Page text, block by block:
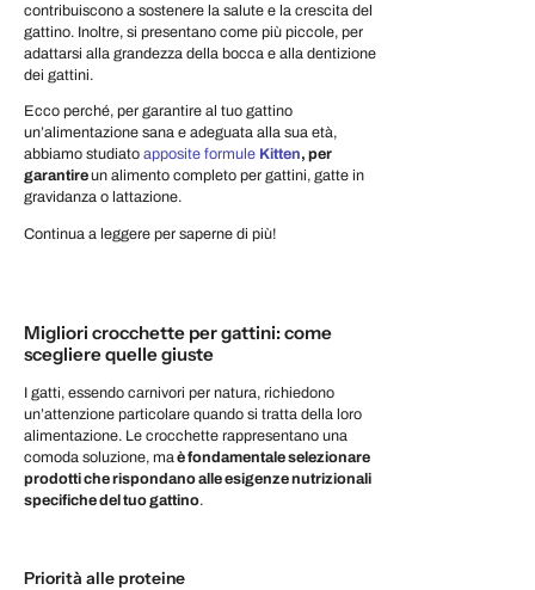
contribuiscono a sostenere la salute e la crescita del
gattino. Inoltre, si presentano come più piccole, per
adattarsi alla grandezza della bocca e alla dentizione
dei gattini.
Ecco perché, per garantire al tuo gattino
un’alimentazione sana e adeguata alla sua età,
abbiamo studiato apposite formule Kitten, per
garantireun alimento completo per gattini, gatte in
gravidanza o lattazione.
Continua a leggere per saperne di più!
Migliori crocchette per gattini: come
scegliere quelle giuste
I gatti, essendo carnivori per natura, richiedono
un’attenzione particolare quando si tratta della loro
alimentazione. Le crocchette rappresentano una
comoda soluzione, maè fondamentale selezionare
prodotti che rispondano alle esigenze nutrizionali
specifiche del tuo gattino.
Priorità alle proteine